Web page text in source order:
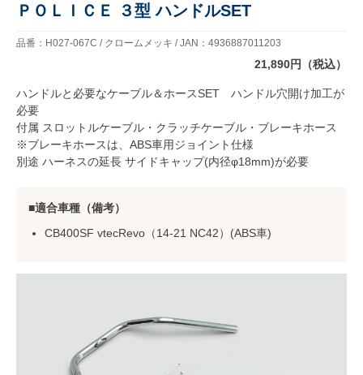
ＰＯＬＩＣＥ ３型 ハンドルSET
品番：H027-067C / クロームメッキ / JAN：4936887011203
21,890円（税込）
ハンドルと必要なケーブル＆ホースSET ハンドル穴開け加工が
必要
付属 スロットルケーブル・クラッチケーブル・ブレーキホース
※ブレーキホースは、ABS車用ジョイント仕様
別途 ハーネスの延長 サイドキャップ(内径φ18mm)が必要
適合車種（備考）
CB400SF vtecRevo（14-21 NC42）(ABS車)